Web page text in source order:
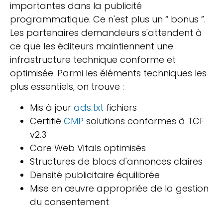
importantes dans la publicité
programmatique. Ce n'est plus un “ bonus ”.
Les partenaires demandeurs s'attendent à
ce que les éditeurs maintiennent une
infrastructure technique conforme et
optimisée. Parmi les éléments techniques les
plus essentiels, on trouve :
Mis à jour ads.txt fichiers
Certifié CMP solutions conformes à TCF
v2.3
Core Web Vitals optimisés
Structures de blocs d'annonces claires
Densité publicitaire équilibrée
Mise en œuvre appropriée de la gestion
du consentement